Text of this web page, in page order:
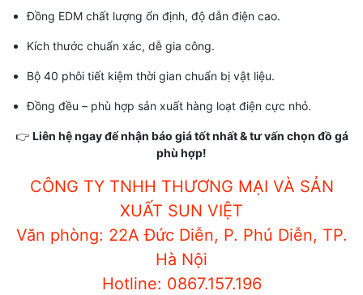
Đồng EDM chất lượng ổn định, độ dẫn điện cao.
Kích thước chuẩn xác, dễ gia công.
Bộ 40 phôi tiết kiệm thời gian chuẩn bị vật liệu.
Đồng đều – phù hợp sản xuất hàng loạt điện cực nhỏ.
👉 Liên hệ ngay để nhận báo giá tốt nhất & tư vấn chọn đồ gá
phù hợp!
CÔNG TY TNHH THƯƠNG MẠI VÀ SẢN
XUẤT SUN VIỆT
Văn phòng: 22A Đức Diễn, P. Phú Diễn, TP.
Hà Nội
Hotline: 0867.157.196